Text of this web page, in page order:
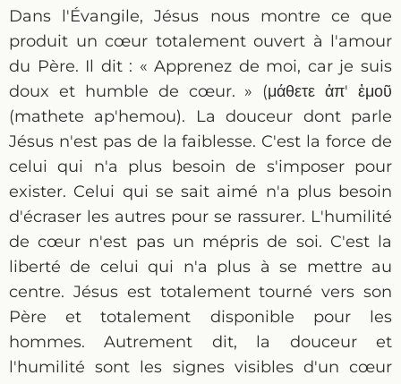
Dans l'Évangile, Jésus nous montre ce que
produit un cœur totalement ouvert à l'amour
du Père. Il dit : « Apprenez de moi, car je suis
doux et humble de cœur. » (μάθετε ἀπ' ἐμοῦ
(mathete ap'hemou). La douceur dont parle
Jésus n'est pas de la faiblesse. C'est la force de
celui qui n'a plus besoin de s'imposer pour
exister. Celui qui se sait aimé n'a plus besoin
d'écraser les autres pour se rassurer. L'humilité
de cœur n'est pas un mépris de soi. C'est la
liberté de celui qui n'a plus à se mettre au
centre. Jésus est totalement tourné vers son
Père et totalement disponible pour les
hommes. Autrement dit, la douceur et
l'humilité sont les signes visibles d'un cœur